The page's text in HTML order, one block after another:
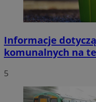
Informacje
komunalnych na
5